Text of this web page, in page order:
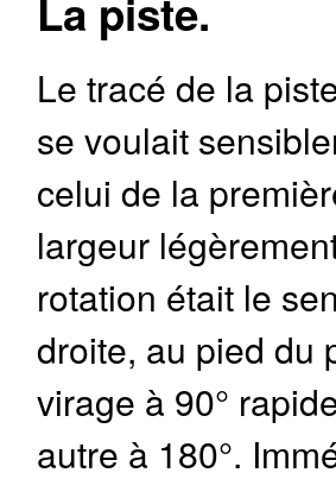
La piste.
Le tracé de la
se voulait
celui de la
largeur
rotation était le
droite, au pied du
virage à 90°
autre à 180°.